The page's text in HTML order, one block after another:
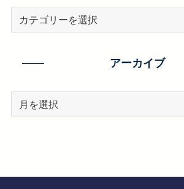
アーカイブ